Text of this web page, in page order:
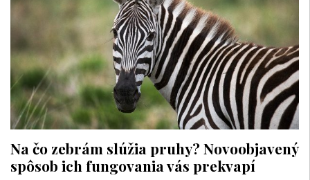
Na čo zebrám slúžia pruhy? Novoobjavený
spôsob ich fungovania vás prekvapí